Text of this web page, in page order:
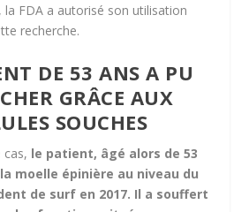
la FDA a autorisé son utilisation
recherche.
DE 53 ANS A PU
GRÂCE AUX
SOUCHES
cas, le patient, âgé alors de 53
moelle épinière au niveau du
de surf en 2017. Il a souffert